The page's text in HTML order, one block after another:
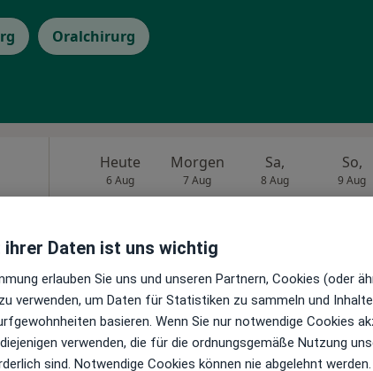
Oralchirurg
Heute
6 Aug
Morgen
7 Aug
Sa,
8 Aug
So,
9 Aug
Online-Terminbuchung nicht verfügbar
Terminanfrage senden
ihrer Daten ist uns wichtig
erlauben Sie uns und unseren Partnern, Cookies (oder
verwenden, um Daten für Statistiken zu sammeln und
basieren. Wenn Sie nur notwendige Cookies
verwenden, die für die ordnungsgemäße Nutzung
sind. Notwendige Cookies können nie abgelehnt werden.